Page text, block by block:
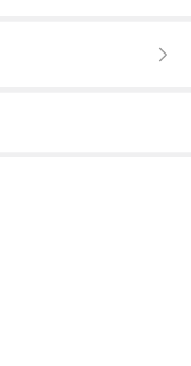
든다. 결국 모든